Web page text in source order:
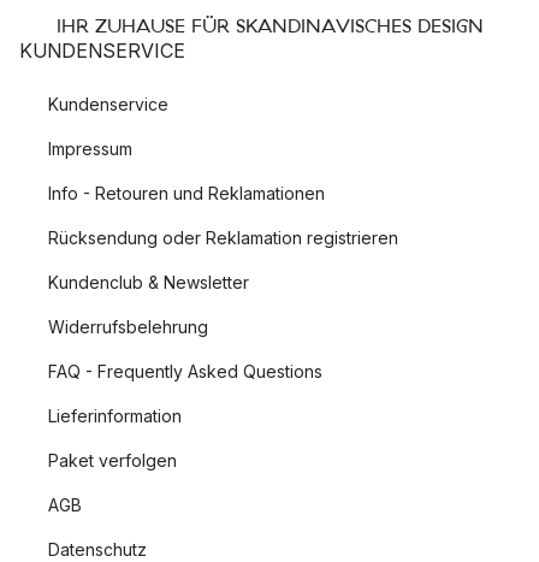
IHR ZUHAUSE FÜR SKANDINAVISCHES DESIGN
KUNDENSERVICE
Kundenservice
Impressum
Info - Retouren und Reklamationen
Rücksendung oder Reklamation registrieren
Kundenclub & Newsletter
Widerrufsbelehrung
FAQ - Frequently Asked Questions
Lieferinformation
Paket verfolgen
AGB
Datenschutz